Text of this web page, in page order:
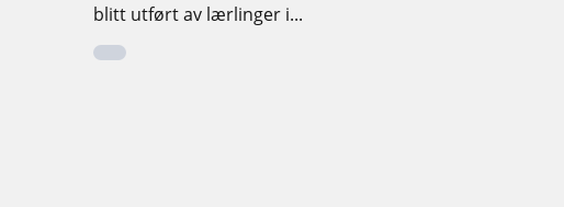
blitt utført av lærlinger i...